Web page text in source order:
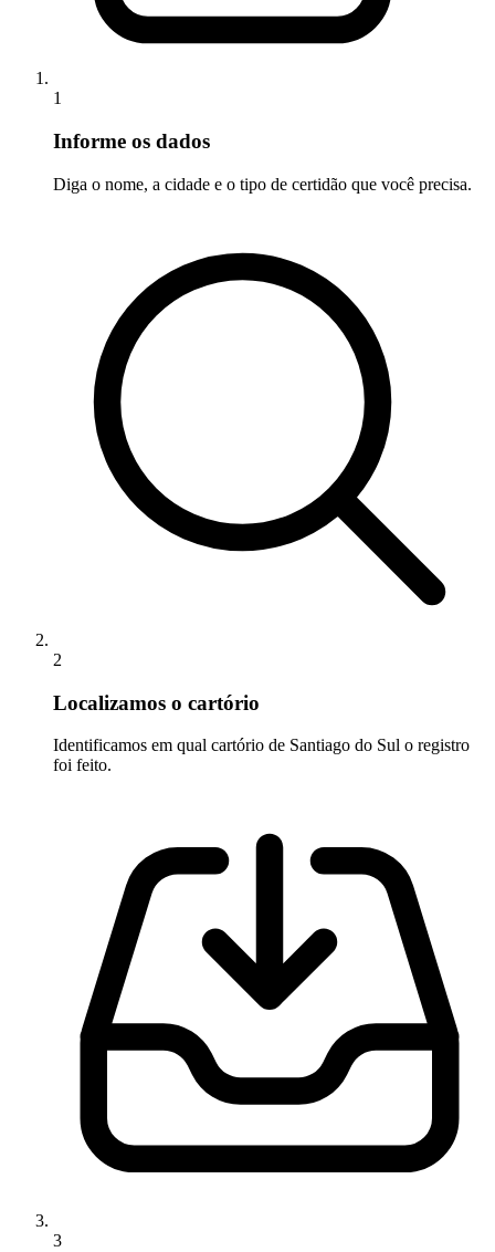
1
Informe os dados
Diga o nome, a cidade e o tipo de certidão que você precisa.
2
Localizamos o cartório
Identificamos em qual cartório de Santiago do Sul o registro
foi feito.
3